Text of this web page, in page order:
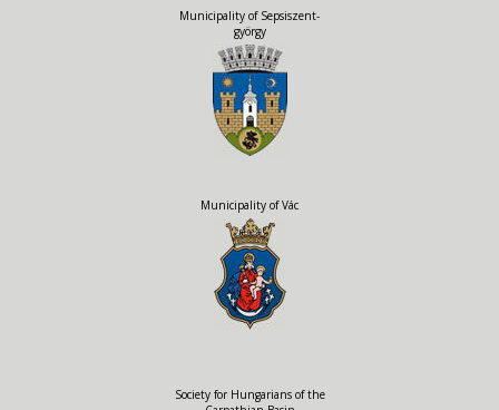
Municipality of Sepsiszent-
györgy
Municipality of Vác
Society for Hungarians of the